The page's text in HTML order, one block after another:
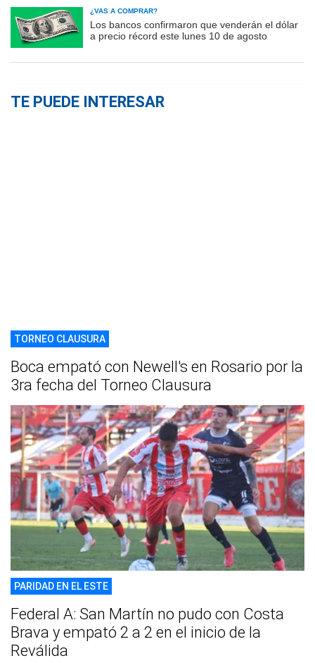
¿VAS A COMPRAR?
Los bancos confirmaron que venderán el dólar
a precio récord este lunes 10 de agosto
TE PUEDE INTERESAR
TORNEO CLAUSURA
Boca empató con Newell's en Rosario por la
3ra fecha del Torneo Clausura
PARIDAD EN EL ESTE
Federal A: San Martín no pudo con Costa
Brava y empató 2 a 2 en el inicio de la
Reválida